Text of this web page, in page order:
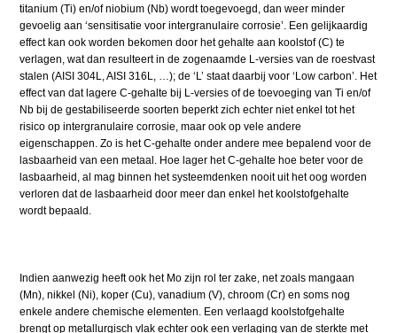
titanium (Ti) en/of niobium (Nb) wordt toegevoegd, dan weer minder
gevoelig aan ‘sensitisatie voor intergranulaire corrosie’. Een gelijkaardig
effect kan ook worden bekomen door het gehalte aan koolstof (C) te
verlagen, wat dan resulteert in de zogenaamde L-versies van de roestvast
stalen (AISI 304L, AISI 316L, …); de ‘L’ staat daarbij voor ‘Low carbon’. Het
effect van dat lagere C-gehalte bij L-versies of de toevoeging van Ti en/of
Nb bij de gestabiliseerde soorten beperkt zich echter niet enkel tot het
risico op intergranulaire corrosie, maar ook op vele andere
eigenschappen. Zo is het C-gehalte onder andere mee bepalend voor de
lasbaarheid van een metaal. Hoe lager het C-gehalte hoe beter voor de
lasbaarheid, al mag binnen het systeemdenken nooit uit het oog worden
verloren dat de lasbaarheid door meer dan enkel het koolstofgehalte
wordt bepaald.
Indien aanwezig heeft ook het Mo zijn rol ter zake, net zoals mangaan
(Mn), nikkel (Ni), koper (Cu), vanadium (V), chroom (Cr) en soms nog
enkele andere chemische elementen. Een verlaagd koolstofgehalte
brengt op metallurgisch vlak echter ook een verlaging van de sterkte met